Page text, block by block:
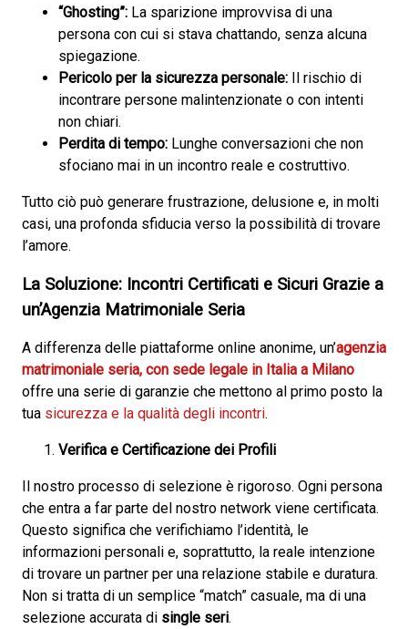
“Ghosting”: La sparizione improvvisa di una
persona con cui si stava chattando, senza alcuna
spiegazione.
Pericolo per la sicurezza personale: Il rischio di
incontrare persone malintenzionate o con intenti
non chiari.
Perdita di tempo: Lunghe conversazioni che non
sfociano mai in un incontro reale e costruttivo.
Tutto ciò può generare frustrazione, delusione e, in molti
casi, una profonda sfiducia verso la possibilità di trovare
l’amore.
La Soluzione: Incontri Certificati e Sicuri Grazie a
un’Agenzia Matrimoniale Seria
A differenza delle piattaforme online anonime, un’agenzia
matrimoniale seria, con sede legale in Italia a Milano
offre una serie di garanzie che mettono al primo posto la
tua sicurezza e la qualità degli incontri.
Verifica e Certificazione dei Profili
Il nostro processo di selezione è rigoroso. Ogni persona
che entra a far parte del nostro network viene certificata.
Questo significa che verifichiamo l’identità, le
informazioni personali e, soprattutto, la reale intenzione
di trovare un partner per una relazione stabile e duratura.
Non si tratta di un semplice “match” casuale, ma di una
selezione accurata di single seri.